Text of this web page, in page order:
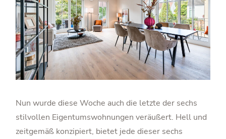
Nun wurde diese Woche auch die letzte der sechs
stilvollen Eigentumswohnungen veräußert. Hell und
zeitgemäß konzipiert, bietet jede dieser sechs